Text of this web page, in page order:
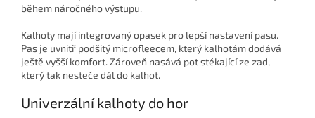
během náročného výstupu.
Kalhoty mají integrovaný opasek pro lepší nastavení pasu.
Pas je uvnitř podšitý microfleecem, který kalhotám dodává
ještě vyšší komfort. Zároveň nasává pot stékající ze zad,
který tak nesteče dál do kalhot.
Univerzální kalhoty do hor